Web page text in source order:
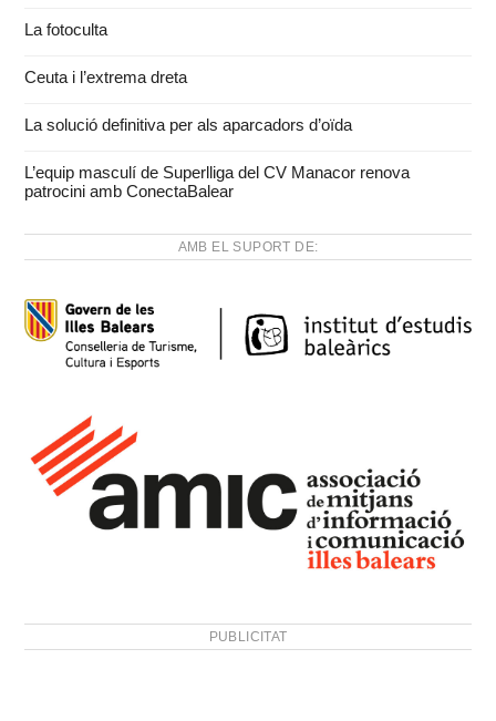
La fotoculta
Ceuta i l’extrema dreta
La solució definitiva per als aparcadors d’oïda
L’equip masculí de Superlliga del CV Manacor renova
patrocini amb ConectaBalear
AMB EL SUPORT DE:
PUBLICITAT